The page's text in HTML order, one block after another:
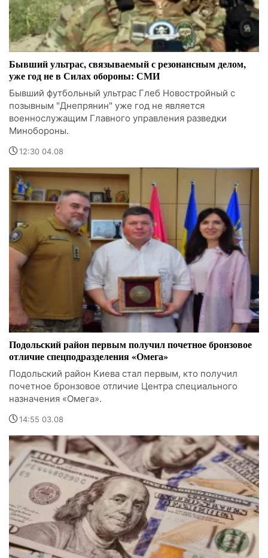
Бывший ультрас, связываемый с резонансным делом,
уже год не в Силах обороны: СМИ
Бывший футбольный ультрас Глеб Новостройный с
позывным "Днепрянин" уже год не является
военнослужащим Главного управления разведки
Минобороны.
12:30 04.08
Подольский район первым получил почетное бронзовое
отличие спецподразделения «Омега»
Подольский район Киева стал первым, кто получил
почетное бронзовое отличие Центра специального
назначения «Омега».
14:55 03.08